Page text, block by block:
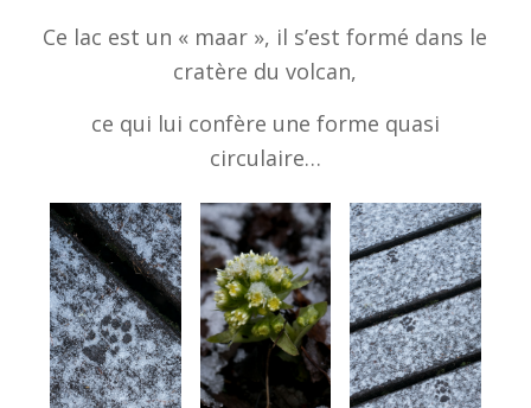
Ce lac est un « maar », il s’est formé dans le
cratère du volcan,
ce qui lui confère une forme quasi
circulaire…